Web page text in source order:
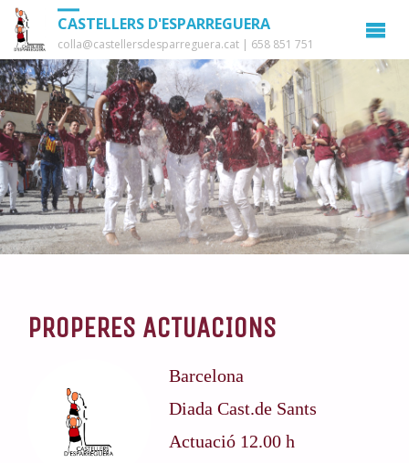
CASTELLERS D'ESPARREGUERA
colla@castellersdesparreguera.cat | 658 851 751
PROPERES ACTUACIONS
Barcelona
Diada Cast.de Sants
Actuació 12.00 h